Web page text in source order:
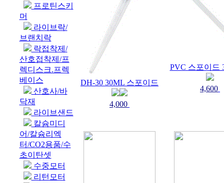
프로틴스키
머
라이브락/
브랜치락
락접착제/
산호접착제/프
렉디스크.프렉
베이스
산호사/바
닥재
라이브샌드
칼슘미디
어/칼슘리엑
터/CO2용품/수
초이탄셋
수중모터
리턴모터
DH-30 30ML 스포이드
4,000
PVC 스포이드
4,600